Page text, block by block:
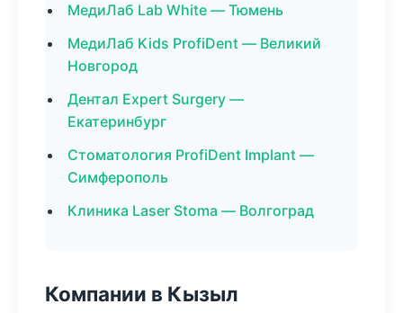
МедиЛаб Lab White — Тюмень
МедиЛаб Kids ProfiDent — Великий
Новгород
Дентал Expert Surgery —
Екатеринбург
Стоматология ProfiDent Implant —
Симферополь
Клиника Laser Stoma — Волгоград
Компании в Кызыл